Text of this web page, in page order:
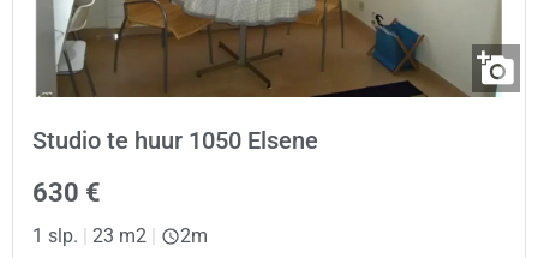
Studio te huur 1050 Elsene
630 €
1 slp. | 23 m2 | 2m